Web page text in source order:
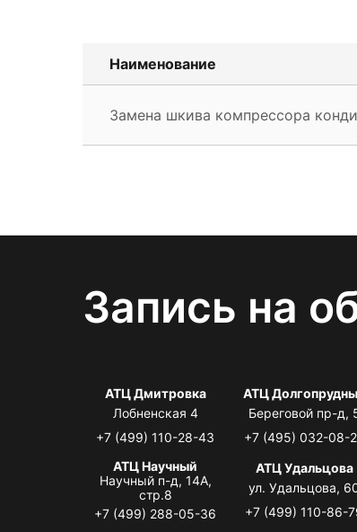
Наименование
Замена шкива компрессора
Запись на
АТЦ Дмитровка
Лобненская 4
+7 (499) 110-28-43
АТЦ
Береговой пр-д,
+7 (495) 032-08-
АТЦ Научный
Научный п-д, 14А,
стр.8
+7 (499) 288-05-36
АТЦ Удальцова
ул. Удальцова,
+7 (499) 110-86-